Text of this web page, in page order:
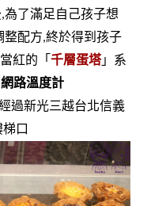
了滿足自己孩子想
整配方,終於得到孩子
紅的「 千層蛋塔 」系
網路溫度計
過新光三越台北信義
口